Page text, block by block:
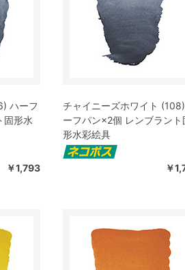
ハーフ
固形水
￥1,793
チャイニーズホワイト
ーフパン×2個 レンブラント
形水彩絵具
￥